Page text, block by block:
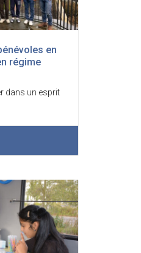
en
régime
dans un esprit